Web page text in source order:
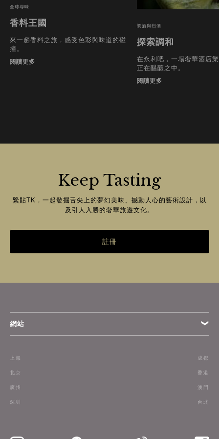
全球尋味
香料王國
來一趟香料之旅，感受色彩與味道的碰
撞。
閱讀更多
調酒與烈酒
探索調和
在永利吧，一場奢華酒店
正在醖釀之中。
閱讀更多
Keep Tasting
緊貼TK，一起發掘舌尖上的夢幻美味、撼動人心的藝術設計，以
及引人入勝的奢華旅遊文化。
註冊
網站
訂閱
上海
北京
廣州
深圳
成都
香港
澳門
台北